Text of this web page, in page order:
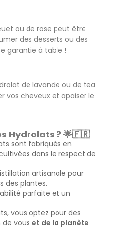
ou de rose peut être
des desserts ou des
garantie à table !
de lavande ou de tea
vos cheveux et apaiser le
Hydrolats ? 🌟🇫🇷
sont fabriqués en
dans le respect de
artisanale pour
des plantes.
parfaite et un
vous optez pour des
de vous et de la planète